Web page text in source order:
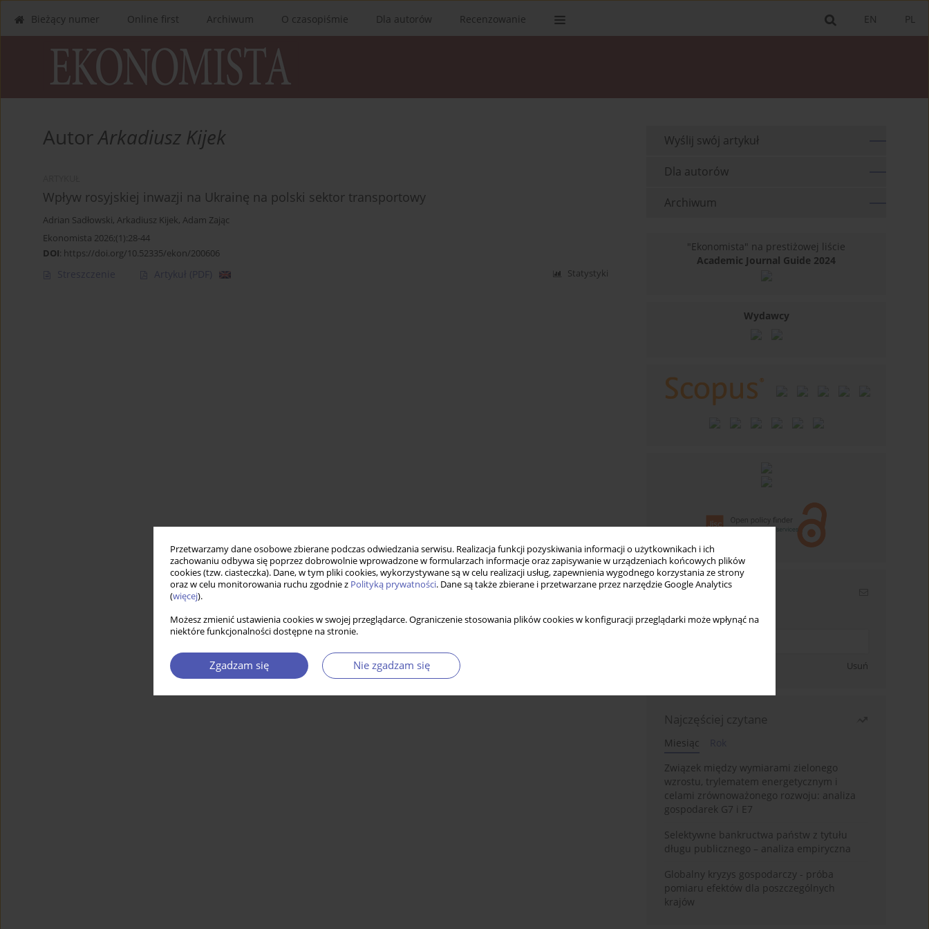
Przetwarzamy dane osobowe zbierane podczas odwiedzania serwisu. Realizacja funkcji pozyskiwania informacji o użytkownikach i ich
zachowaniu odbywa się poprzez dobrowolnie wprowadzone w formularzach informacje oraz zapisywanie w urządzeniach końcowych plików
cookies (tzw. ciasteczka). Dane, w tym pliki cookies, wykorzystywane są w celu realizacji usług, zapewnienia wygodnego korzystania ze strony
oraz w celu monitorowania ruchu zgodnie z Polityką prywatności. Dane są także zbierane i przetwarzane przez narzędzie Google Analytics
(więcej).
Możesz zmienić ustawienia cookies w swojej przeglądarce. Ograniczenie stosowania plików cookies w konfiguracji przeglądarki może wpłynąć na
niektóre funkcjonalności dostępne na stronie.
Zgadzam się Nie zgadzam się
PL
EN
Bieżący numer Online first Archiwum O czasopiśmie Dla autorów Recenzowanie
AutorArkadiusz Kijek
Wpływ rosyjskiej inwazji na Ukrainę na polski sektor transportowy
Adrian Sadłowski, Arkadiusz Kijek, Adam Zając
Ekonomista 2026;(1):28-44
DOI: https://doi.org/10.52335/ekon/200606
Streszczenie Artykuł (PDF) Statystyki
Wyślij swój artykuł
Dla autorów
Archiwum
"Ekonomista" na prestiżowej liście
Academic Journal Guide 2024
Wydawcy
Newsletter
Wpisz swój adres email
Usuń
Najczęściej czytane
Miesiąc
Związek między wymiarami zielonego
wzrostu, trylematem energetycznym i
celami zrównoważonego rozwoju: analiza
gospodarek G7 i E7
Selektywne bankructwa państw z tytułu
długu publicznego – analiza empiryczna
Globalny kryzys gospodarczy - próba
pomiaru efektów dla poszczególnych
krajów